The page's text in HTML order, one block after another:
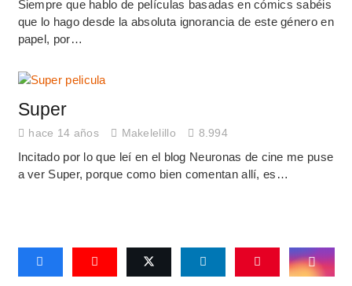
Siempre que hablo de películas basadas en cómics sabéis
que lo hago desde la absoluta ignorancia de este género en
papel, por…
Super
hace 14 años Makelelillo 8.994
Incitado por lo que leí en el blog Neuronas de cine me puse
a ver Super, porque como bien comentan allí, es…